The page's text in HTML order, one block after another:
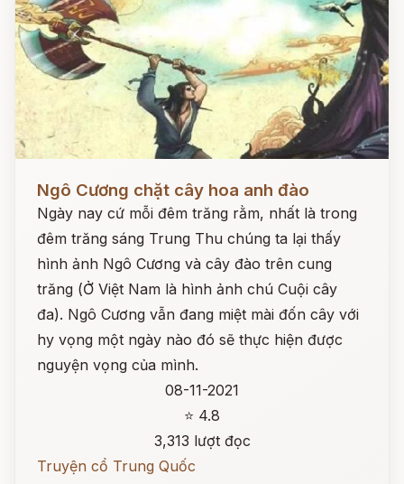
Ngô Cương chặt cây hoa anh đào
Ngày nay cứ mỗi đêm trăng rằm, nhất là trong
đêm trăng sáng Trung Thu chúng ta lại thấy
hình ảnh Ngô Cương và cây đào trên cung
trăng (Ở Việt Nam là hình ảnh chú Cuội cây
đa). Ngô Cương vẫn đang miệt mài đốn cây với
hy vọng một ngày nào đó sẽ thực hiện được
nguyện vọng của mình.
08-11-2021
⭐ 4.8
3,313 lượt đọc
Truyện cổ Trung Quốc